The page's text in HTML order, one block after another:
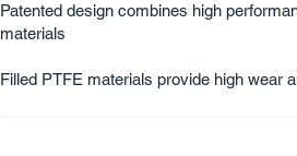
Patented design combines high
materials
Filled PTFE materials provide high wear